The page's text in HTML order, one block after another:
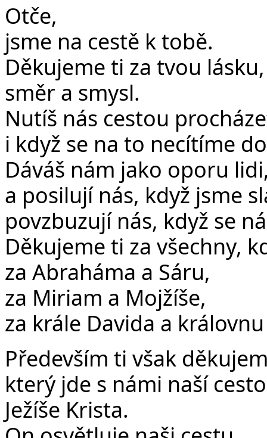
Otče,
jsme na cestě k tobě.
Děkujeme ti za tvou
směr a smysl.
Nutíš nás cestou
i když se na to necítíme
Dáváš nám jako oporu
a posilují nás, když jsme
povzbuzují nás, když se
Děkujeme ti za všechny,
za Abraháma a Sáru,
za Miriam a Mojžíše,
za krále Davida a královnu
Především ti však
který jde s námi naší
Ježíše Krista.